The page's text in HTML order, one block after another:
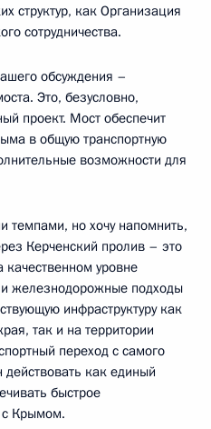
структур, как Организация
сотрудничества.
обсуждения –
Это, безусловно,
проект. Мост обеспечит
в общую транспортную
возможности для
темпами, но хочу напомнить,
Керченский пролив – это
уровне
и железнодорожные подходы
инфраструктуру как
так и на территории
переход с самого
как единый
быстрое
с Крымом.